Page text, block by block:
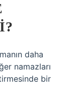
daha
namazları
bir